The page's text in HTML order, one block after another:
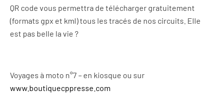
QR code vous permettra de télécharger gratuitement
(formats gpx et kml) tous les tracés de nos circuits. Elle
est pas belle la vie ?
Voyages à moto n°7 – en kiosque ou sur
www.boutiquecppresse.com